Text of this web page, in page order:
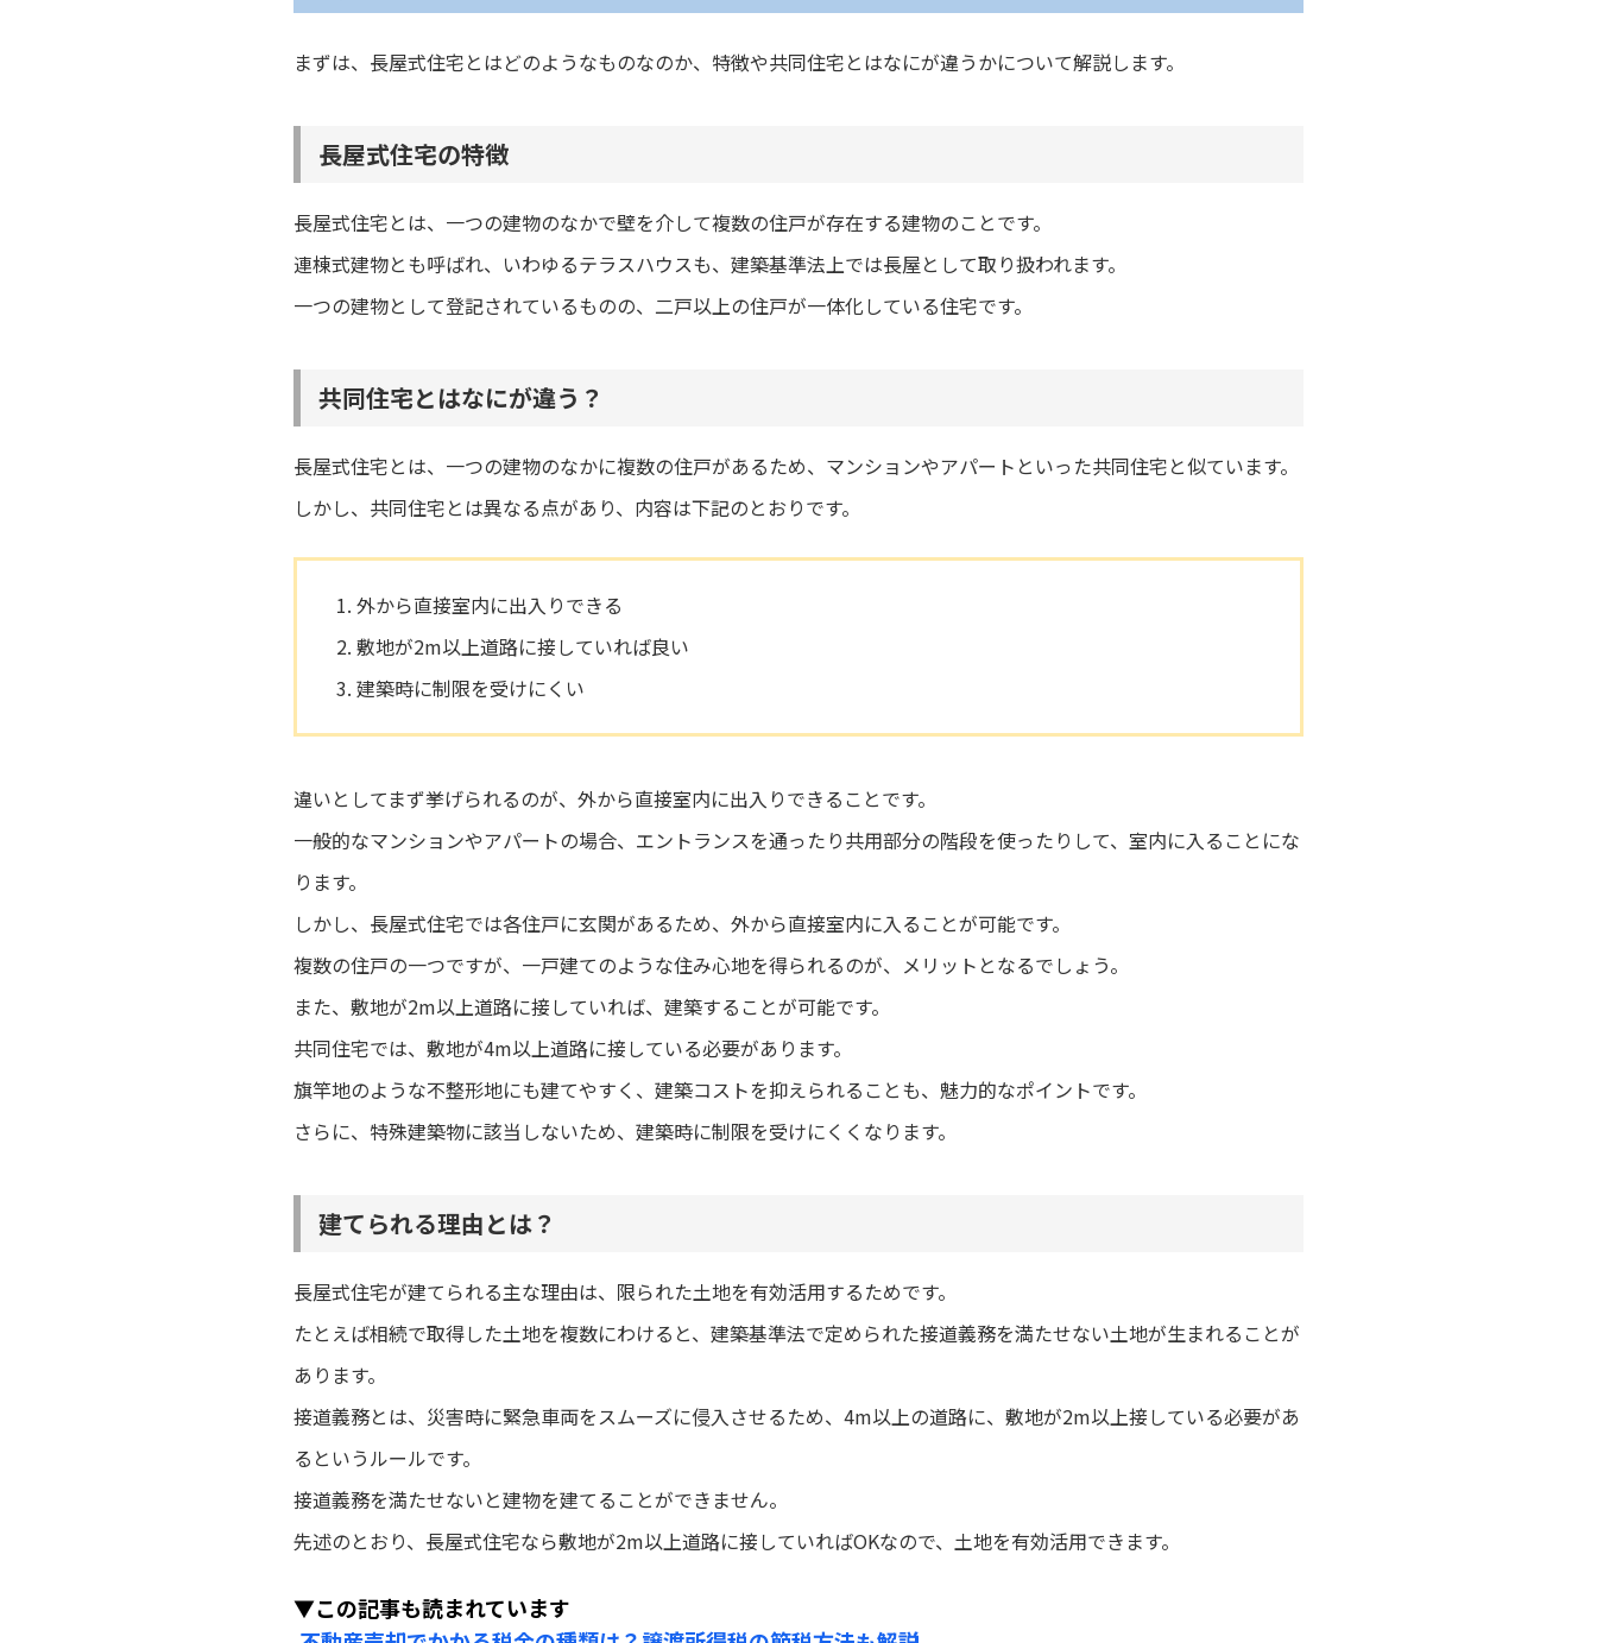
まずは、長屋式住宅とはどのようなものなのか、特徴や共同住宅とはなにが違うかについて解説します。
長屋式住宅の特徴
長屋式住宅とは、一つの建物のなかで壁を介して複数の住戸が存在する建物のことです。
連棟式建物とも呼ばれ、いわゆるテラスハウスも、建築基準法上では長屋として取り扱われます。
一つの建物として登記されているものの、二戸以上の住戸が一体化している住宅です。
共同住宅とはなにが違う？
長屋式住宅とは、一つの建物のなかに複数の住戸があるため、マンションやアパートといった共同住宅と似ています。
しかし、共同住宅とは異なる点があり、内容は下記のとおりです。
外から直接室内に出入りできる
敷地が2m以上道路に接していれば良い
建築時に制限を受けにくい
違いとしてまず挙げられるのが、外から直接室内に出入りできることです。
一般的なマンションやアパートの場合、エントランスを通ったり共用部分の階段を使ったりして、室内に入ることにな
ります。
しかし、長屋式住宅では各住戸に玄関があるため、外から直接室内に入ることが可能です。
複数の住戸の一つですが、一戸建てのような住み心地を得られるのが、メリットとなるでしょう。
また、敷地が2m以上道路に接していれば、建築することが可能です。
共同住宅では、敷地が4m以上道路に接している必要があります。
旗竿地のような不整形地にも建てやすく、建築コストを抑えられることも、魅力的なポイントです。
さらに、特殊建築物に該当しないため、建築時に制限を受けにくくなります。
建てられる理由とは？
長屋式住宅が建てられる主な理由は、限られた土地を有効活用するためです。
たとえば相続で取得した土地を複数にわけると、建築基準法で定められた接道義務を満たせない土地が生まれることが
あります。
接道義務とは、災害時に緊急車両をスムーズに侵入させるため、4m以上の道路に、敷地が2m以上接している必要があ
るというルールです。
接道義務を満たせないと建物を建てることができません。
先述のとおり、長屋式住宅なら敷地が2m以上道路に接していればOKなので、土地を有効活用できます。
▼この記事も読まれています